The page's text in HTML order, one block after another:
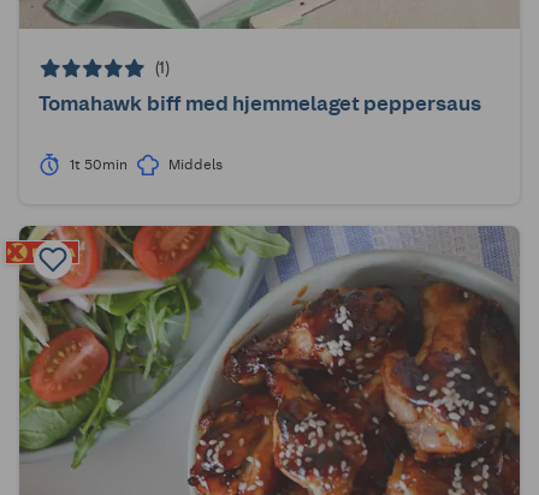
(1)
Tomahawk biff med hjemmelaget peppersaus
1t 50min Middels